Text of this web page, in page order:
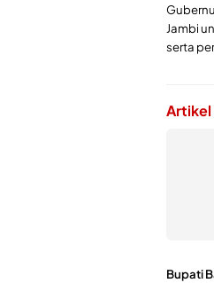
Jambi
serta
Artikel
Bupati